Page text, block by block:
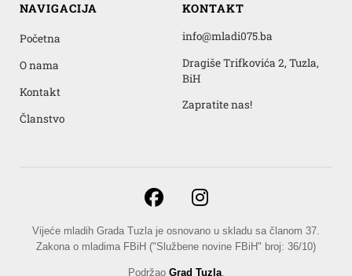
NAVIGACIJA
Početna
O nama
Kontakt
Članstvo
KONTAKT
info@mladi075.ba
Dragiše Trifkovića 2, Tuzla,
BiH
Zapratite nas!
Vijeće mladih Grada Tuzla je osnovano u skladu sa članom 37.
Zakona o mladima FBiH ("Službene novine FBiH" broj: 36/10)
Podržao Grad Tuzla.